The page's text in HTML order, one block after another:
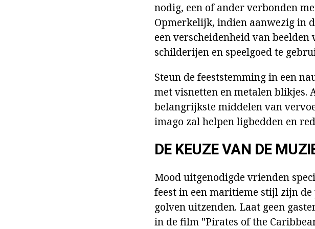
nodig, een of ander verbonden
Opmerkelijk, indien aanwezig in
een verscheidenheid van
schilderijen en speelgoed te
Steun de feeststemming in een
met visnetten en metalen blikjes.
belangrijkste middelen van
imago zal helpen ligbedden en
DE KEUZE VAN DE
Mood uitgenodigde vrienden
feest in een maritieme stijl zijn
golven uitzenden. Laat geen
in de film "Pirates of the